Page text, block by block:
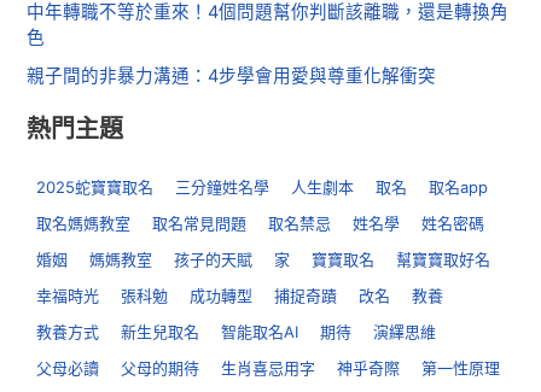
中年轉職不等於重來！4個問題幫你判斷該離職，還是轉換角
色
親子間的非暴力溝通：4步學會用愛與尊重化解衝突
熱門主題
2025蛇寶寶取名 三分鐘姓名學 人生劇本 取名
取名app
取名媽媽教室
取名常見問題 取名禁忌 姓名學
姓名密碼
婚姻
媽媽教室 孩子的天賦 家 寶寶取名
幫寶寶取好名
幸福時光
張科勉 成功轉型 捕捉奇蹟 改名
教養
教養方式
新生兒取名 智能取名AI 期待
演繹思維
父母必讀
父母的期待 生肖喜忌用字 神乎奇際
第一性原理